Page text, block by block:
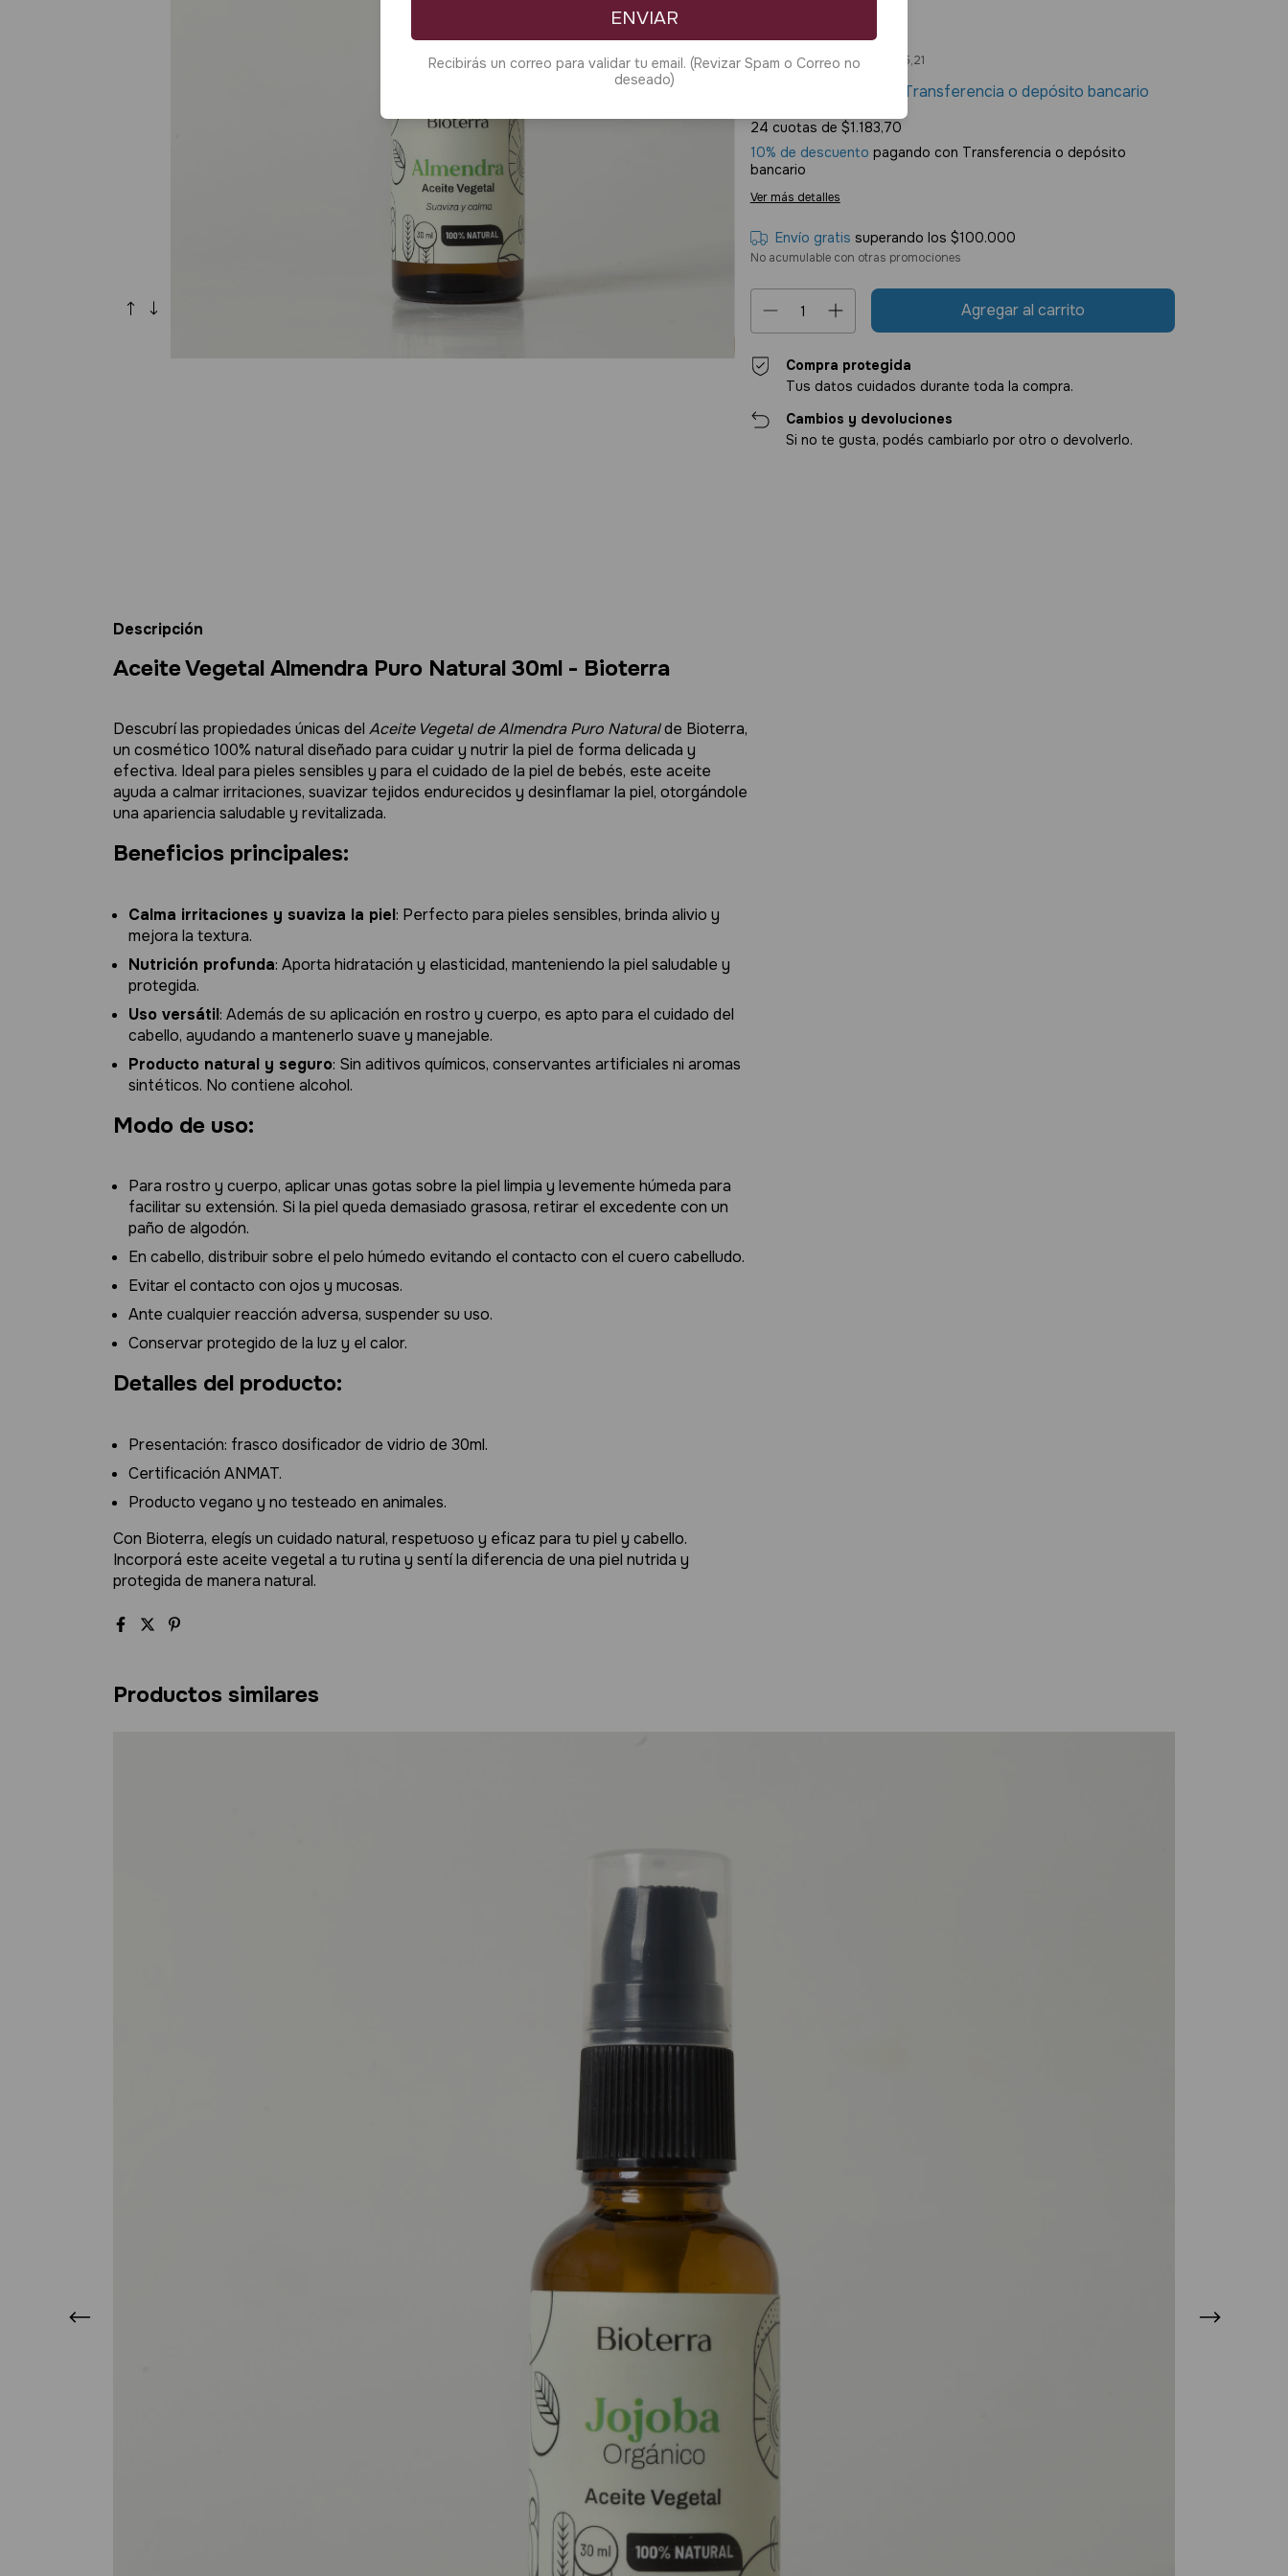
Precio sin impuestos $11.075,21
Transferencia o depósito bancario
24 cuotas de $1.183,70
10% de descuento pagando con Transferencia o depósito
bancario
Ver más detalles
Envío gratis superando los$100.000
No acumulable con otras promociones
Compra protegida
Tus datos cuidados durante toda la compra.
Cambios y devoluciones
Si no te gusta, podés cambiarlo por otro o devolverlo.
Descripción
Aceite Vegetal Almendra Puro Natural 30ml - Bioterra
Descubrí las propiedades únicas del Aceite Vegetal de Almendra Puro Naturalde Bioterra,
un cosmético 100% natural diseñado para cuidar y nutrir la piel de forma delicada y
efectiva. Ideal para pieles sensibles y para el cuidado de la piel de bebés, este aceite
ayuda a calmar irritaciones, suavizar tejidos endurecidos y desinflamar la piel, otorgándole
una apariencia saludable y revitalizada.
Beneficios principales:
Calma irritaciones y suaviza la piel: Perfecto para pieles sensibles, brinda alivio y
mejora la textura.
Nutrición profunda: Aporta hidratación y elasticidad, manteniendo la piel saludable y
protegida.
Uso versátil: Además de su aplicación en rostro y cuerpo, es apto para el cuidado del
cabello, ayudando a mantenerlo suave y manejable.
Producto natural y seguro: Sin aditivos químicos, conservantes artificiales ni aromas
sintéticos. No contiene alcohol.
Modo de uso:
Para rostro y cuerpo, aplicar unas gotas sobre la piel limpia y levemente húmeda para
facilitar su extensión. Si la piel queda demasiado grasosa, retirar el excedente con un
paño de algodón.
En cabello, distribuir sobre el pelo húmedo evitando el contacto con el cuero cabelludo.
Evitar el contacto con ojos y mucosas.
Ante cualquier reacción adversa, suspender su uso.
Conservar protegido de la luz y el calor.
Detalles del producto:
Presentación: frasco dosificador de vidrio de 30ml.
Certificación ANMAT.
Producto vegano y no testeado en animales.
Con Bioterra, elegís un cuidado natural, respetuoso y eficaz para tu piel y cabello.
Incorporá este aceite vegetal a tu rutina y sentí la diferencia de una piel nutrida y
protegida de manera natural.
Productos similares
ENVIAR
Recibirás un correo para validar tu email. (Revizar Spam o Correo no
deseado)